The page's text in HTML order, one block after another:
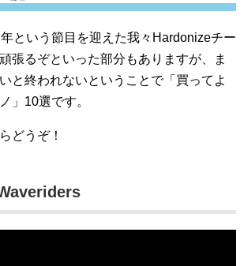
という節目を迎えた我々Hardonizeチー
張るぞといった部分もありますが、ま
と終われないということで「買ってよ
」10選です。
どうぞ！